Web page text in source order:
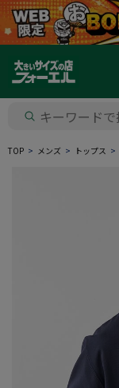
TOP メンズ トップス